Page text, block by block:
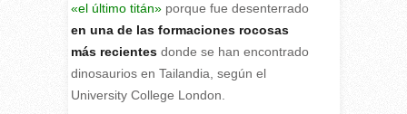
«el último titán»porque fue desenterrado
en una de las formaciones rocosas
más recientesdonde se han encontrado
dinosaurios en Tailandia, según el
University College London.